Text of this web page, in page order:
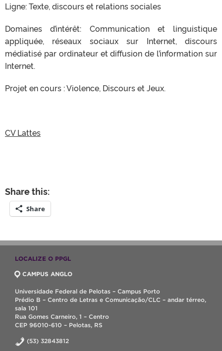
Ligne: Texte, discours et relations sociales
Domaines d’intérêt: Communication et linguistique
appliquée, réseaux sociaux sur Internet, discours
médiatisé par ordinateur et diffusion de l’information sur
Internet.
Projet en cours : Violence, Discours et Jeux.
CV Lattes
Share this:
Share
LOCALIZE O PPGL
CAMPUS ANGLO
Universidade Federal de Pelotas – Campus Porto
Prédio B – Centro de Letras e Comunicação/CLC – andar térreo,
sala 101
Rua Gomes Carneiro, 1 – Centro
CEP 96010-610 – Pelotas, RS
(53) 32843812